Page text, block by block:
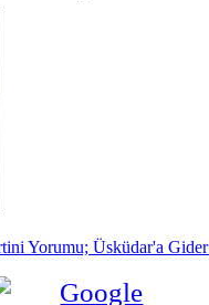
Yorumu; Üsküdar'a